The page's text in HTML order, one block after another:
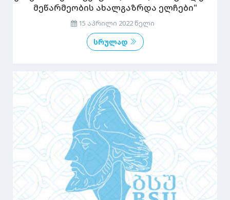
მეწარმეობის ახალგაზრდა ელჩები"
15 აპრილი 2022 წელი
სრულად